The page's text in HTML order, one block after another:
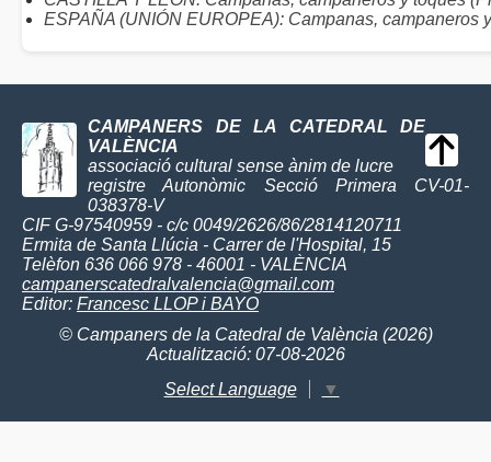
ESPAÑA (UNIÓN EUROPEA): Campanas, campaneros
CAMPANERS DE LA CATEDRAL DE
VALÈNCIA
associació cultural sense ànim de lucre
registre Autonòmic Secció Primera CV-01-
038378-V
CIF G-97540959 - c/c 0049/2626/86/2814120711
Ermita de Santa Llúcia - Carrer de l'Hospital, 15
Telèfon 636 066 978 - 46001 - VALÈNCIA
campanerscatedralvalencia@gmail.com
Editor: Francesc LLOP i BAYO
© Campaners de la Catedral de València (2026)
Actualització: 07-08-2026
Select Language
▼